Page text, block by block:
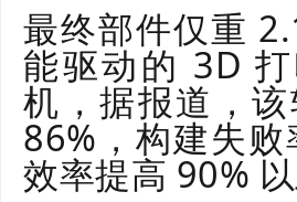
最终部件仅重
能驱动的 3D
机，据报道，
86%，构建失
效率提高 90% 以